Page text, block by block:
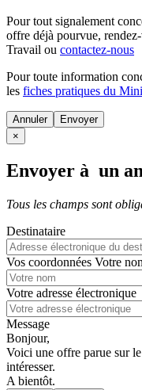
Pour tout signalement
offre déjà pourvue,
Travail ou contactez-nous
Pour toute information
les fiches pratiques du
Annuler
×
Envoyer à un
Tous les champs sont
Destinataire
Vos coordonnées Votre
Votre adresse électronique
Message
Bonjour,
Voici une offre parue sur
intéresser.
A bientôt.